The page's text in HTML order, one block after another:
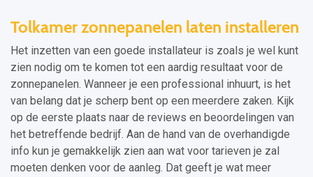
Tolkamer zonnepanelen laten installeren
Het inzetten van een goede installateur is zoals je wel kunt
zien nodig om te komen tot een aardig resultaat voor de
zonnepanelen. Wanneer je een professional inhuurt, is het
van belang dat je scherp bent op een meerdere zaken. Kijk
op de eerste plaats naar de reviews en beoordelingen van
het betreffende bedrijf. Aan de hand van de overhandigde
info kun je gemakkelijk zien aan wat voor tarieven je zal
moeten denken voor de aanleg. Dat geeft je wat meer